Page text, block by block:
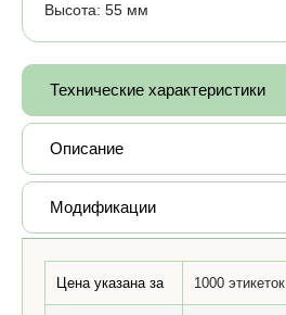
Высота: 55 мм
Технические характеристики
Описание
Модификации
Цена указана за 1000 этикеток